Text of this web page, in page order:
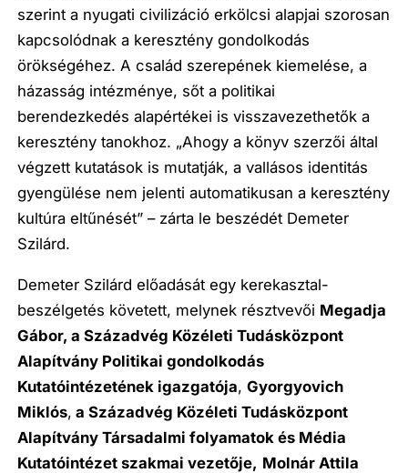
szerint a nyugati civilizáció erkölcsi alapjai szorosan
kapcsolódnak a keresztény gondolkodás
örökségéhez. A család szerepének kiemelése, a
házasság intézménye, sőt a politikai
berendezkedés alapértékei is visszavezethetők a
keresztény tanokhoz. „Ahogy a könyv szerzői által
végzett kutatások is mutatják, a vallásos identitás
gyengülése nem jelenti automatikusan a keresztény
kultúra eltűnését” – zárta le beszédét Demeter
Szilárd.
Demeter Szilárd előadását egy kerekasztal-
beszélgetés követett, melynek résztvevői Megadja
Gábor, a Századvég Közéleti Tudásközpont
Alapítvány Politikai gondolkodás
Kutatóintézetének igazgatója,Gyorgyovich
Miklós, a Századvég Közéleti Tudásközpont
Alapítvány Társadalmi folyamatokés Média
Kutatóintézet szakmai vezetője, Molnár Attila